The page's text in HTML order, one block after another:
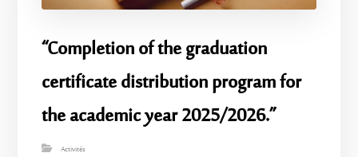
“Completion of the graduation
certificate distribution program for
the academic year 2025/2026.”
Activités